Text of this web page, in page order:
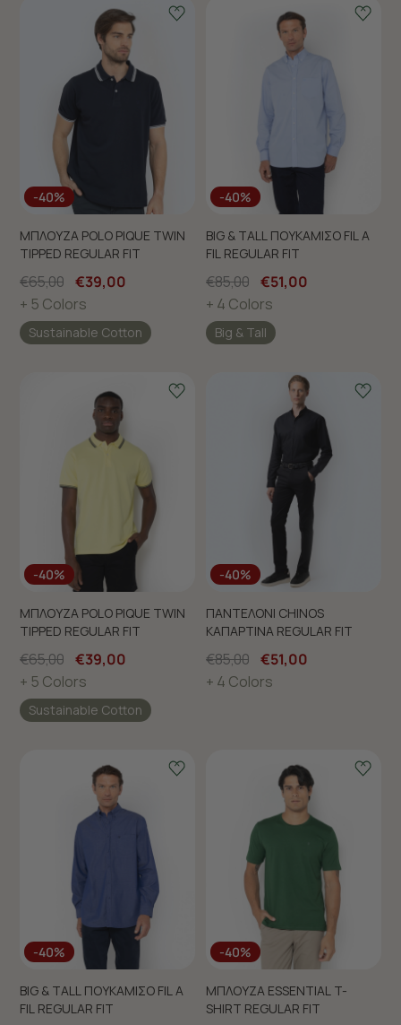
-40%
ΜΠΛΟΥΖΑ POLO PIQUE TWIN
TIPPED REGULAR FIT
€65,00 €39,00
+ 5 Colors
Sustainable Cotton
-40%
BIG & TALL ΠΟΥΚΑΜΙΣΟ FIL A
FIL REGULAR FIT
€85,00 €51,00
+ 4 Colors
Big & Tall
-40%
ΜΠΛΟΥΖΑ POLO PIQUE TWIN
TIPPED REGULAR FIT
€65,00 €39,00
+ 5 Colors
Sustainable Cotton
-40%
ΠΑΝΤΕΛΟΝΙ CHINOS
ΚΑΠΑΡΤΙΝΑ REGULAR FIT
€85,00 €51,00
+ 4 Colors
-40%
BIG & TALL ΠΟΥΚΑΜΙΣΟ FIL A
FIL REGULAR FIT
-40%
ΜΠΛΟΥΖΑ ESSENTIAL T-
SHIRT REGULAR FIT